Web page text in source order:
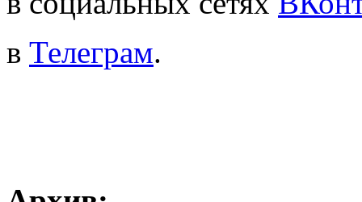
в Телеграм.